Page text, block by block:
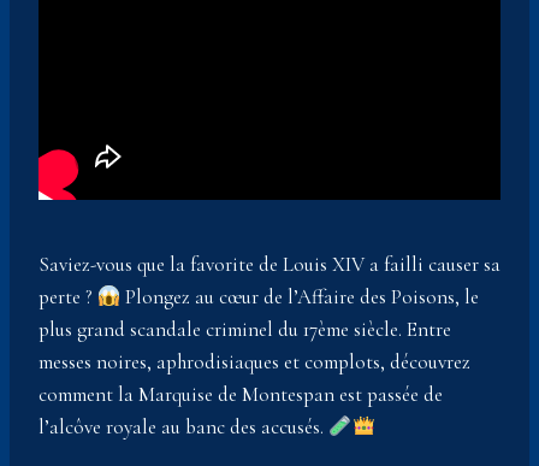
Saviez-vous que la favorite de Louis XIV a failli causer sa
perte ?
Plongez au cœur de l’Affaire des Poisons, le
plus grand scandale criminel du 17ème siècle. Entre
messes noires, aphrodisiaques et complots, découvrez
comment la Marquise de Montespan est passée de
l’alcôve royale au banc des accusés.